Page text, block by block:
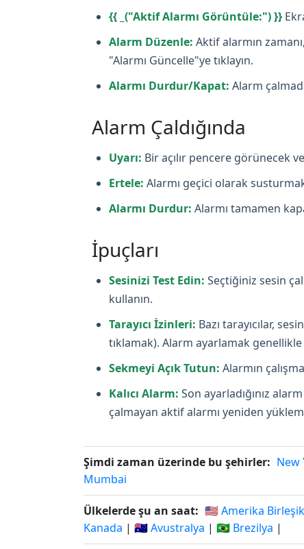
{{ _("Aktif Alarmı Görüntüle:") }}
Alarm Düzenle: Aktif alarmın
"Alarmı Güncelle"ye tıklayın.
Alarmı Durdur/Kapat: Alarm
Alarm Çaldığında
Uyarı: Bir açılır pencere görünecek
Ertele: Alarmı geçici olarak
Alarmı Durdur: Alarmı tamamen
İpuçları
Sesinizi Test Edin: Seçtiğiniz sesin
kullanın.
Tarayıcı İzinleri: Bazı tarayıcılar,
tıklamak). Alarm ayarlamak genellikle
Sekmeyi Açık Tutun: Alarmın
Kalıcı Alarm: Son ayarladığınız
çalmayan aktif alarmı yeniden
Şimdi zaman üzerinde bu şehirler: New
Mumbai
Ülkelerde şu an saat: 🇺🇸 Amerika
Kanada | 🇦🇺 Avustralya | 🇧🇷 Brezilya |